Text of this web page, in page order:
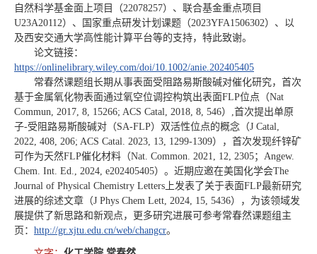
自然科学基金面上项目（22078257）、联合基金重点项目
U23A20112）、国家重点研发计划课题（2023YFA1506302）、以
及西安交通大学高性能计算平台等的支持，特此致谢。
论文链接：
https://onlinelibrary.wiley.com/doi/10.1002/anie.202405405
常春然课题组长期从事表面受阻路易斯酸碱对催化研究，首次
基于金属氧化物表面通过氧空位调控构筑出表面FLP位点（Nat
Commun, 2017, 8, 15266; ACS Catal, 2018, 8, 546）,首次提出单原
子-受阻路易斯酸碱对（SA-FLP）双活性位点的概念（J Catal,
2022, 408, 206; ACS Catal. 2023, 13, 1299-1309），首次发现纤锌矿
可作为天然FLP催化材料（Nat. Common. 2021, 12, 2305；Angew.
Chem. Int. Ed., 2024, e202405405）。近期应邀在美国化学会The
Journal of Physical Chemistry Letters上发表了关于表面FLP最新研究
进展的综述文章（J Phys Chem Lett, 2024, 15, 5436），为该领域发
展提供了新思路和新观点，更多研究进展可参考常春然课题组主
页： http://gr.xjtu.edu.cn/web/changcr。